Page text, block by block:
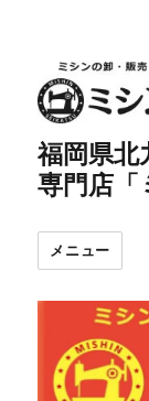
福岡県北
専門店「
メニュー